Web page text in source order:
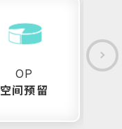
OP
空间预留